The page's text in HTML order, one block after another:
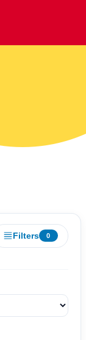
Filters 0